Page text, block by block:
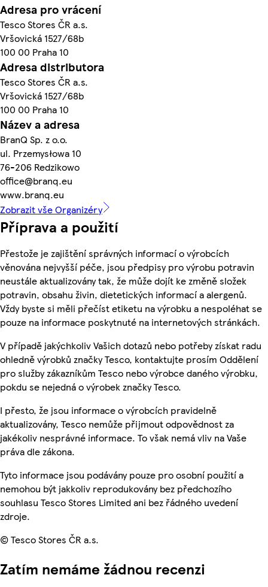
Adresa pro vrácení
Tesco Stores ČR a.s.
Vršovická 1527/68b
100 00 Praha 10
Adresa distributora
Tesco Stores ČR a.s.
Vršovická 1527/68b
100 00 Praha 10
Název a adresa
BranQ Sp. z o.o.
ul. Przemysłowa 10
76-206 Redzikowo
office@branq.eu
www.branq.eu
Zobrazit vše Organizéry
Příprava a použití
Přestože je zajištění správných informací o výrobcích
věnována nejvyšší péče, jsou předpisy pro výrobu potravin
neustále aktualizovány tak, že může dojít ke změně složek
potravin, obsahu živin, dietetických informací a alergenů.
Vždy byste si měli přečíst etiketu na výrobku a nespoléhat se
pouze na informace poskytnuté na internetových stránkách.
V případě jakýchkoliv Vašich dotazů nebo potřeby získat radu
ohledně výrobků značky Tesco, kontaktujte prosím Oddělení
pro služby zákazníkům Tesco nebo výrobce daného výrobku,
pokdu se nejedná o výrobek značky Tesco.
I přesto, že jsou informace o výrobcích pravidelně
aktualizovány, Tesco nemůže přijmout odpovědnost za
jakékoliv nesprávné informace. To však nemá vliv na Vaše
práva dle zákona.
Tyto informace jsou podávány pouze pro osobní použití a
nemohou být jakkoliv reprodukovány bez předchozího
souhlasu Tesco Stores Limited ani bez řádného uvedení
zdroje.
© Tesco Stores ČR a.s.
Zatím nemáme žádnou recenzi